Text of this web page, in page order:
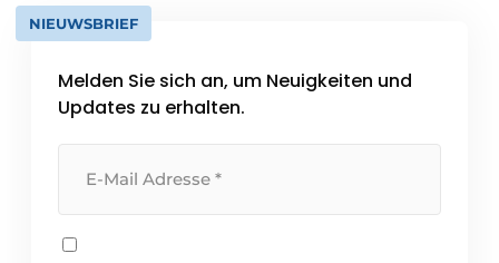
NIEUWSBRIEF
Melden Sie sich an, um Neuigkeiten und
Updates zu erhalten.